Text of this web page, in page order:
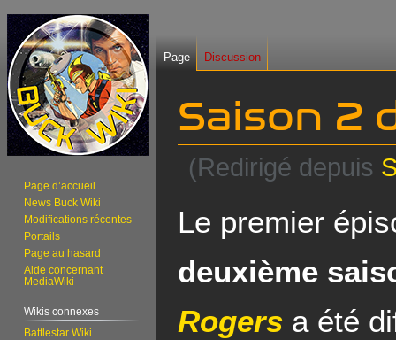
Saison 2
(Redirigé depuis
navigation
recherche
Le premier
deuxième
Rogers a été
Page Discussion
Page d’accueil
News Buck Wiki
Modifications récentes
Portails
Page au hasard
Aide concernant
MediaWiki
Wikis connexes
Battlestar Wiki